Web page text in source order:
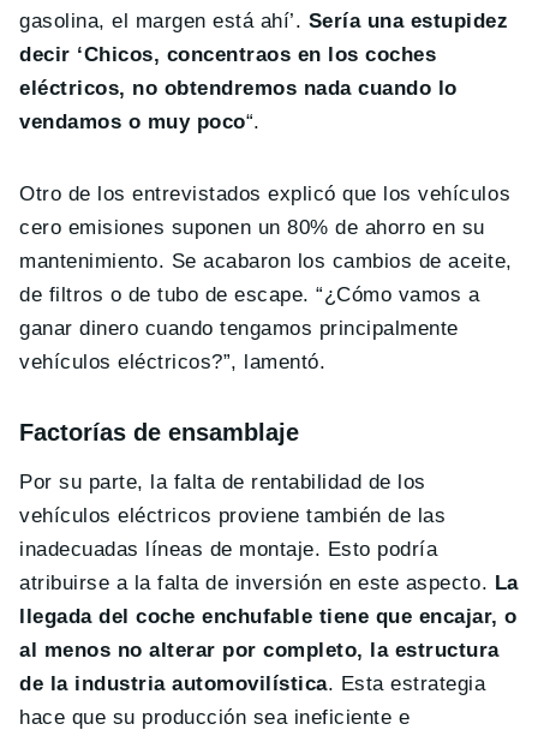
gasolina, el margen está ahí’. Sería una estupidez
decir ‘Chicos, concentraos en los coches
eléctricos, no obtendremos nada cuando lo
vendamos o muy poco“.
Otro de los entrevistados explicó que los vehículos
cero emisiones suponen un 80% de ahorro en su
mantenimiento. Se acabaron los cambios de aceite,
de filtros o de tubo de escape. “¿Cómo vamos a
ganar dinero cuando tengamos principalmente
vehículos eléctricos?”, lamentó.
Factorías de ensamblaje
Por su parte, la falta de rentabilidad de los
vehículos eléctricos proviene también de las
inadecuadas líneas de montaje. Esto podría
atribuirse a la falta de inversión en este aspecto. La
llegada del coche enchufable tiene que encajar, o
al menos no alterar por completo, la estructura
de la industria automovilística. Esta estrategia
hace que su producción sea ineficiente e